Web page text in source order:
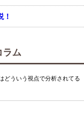
ラム
どういう視点で分析されてる